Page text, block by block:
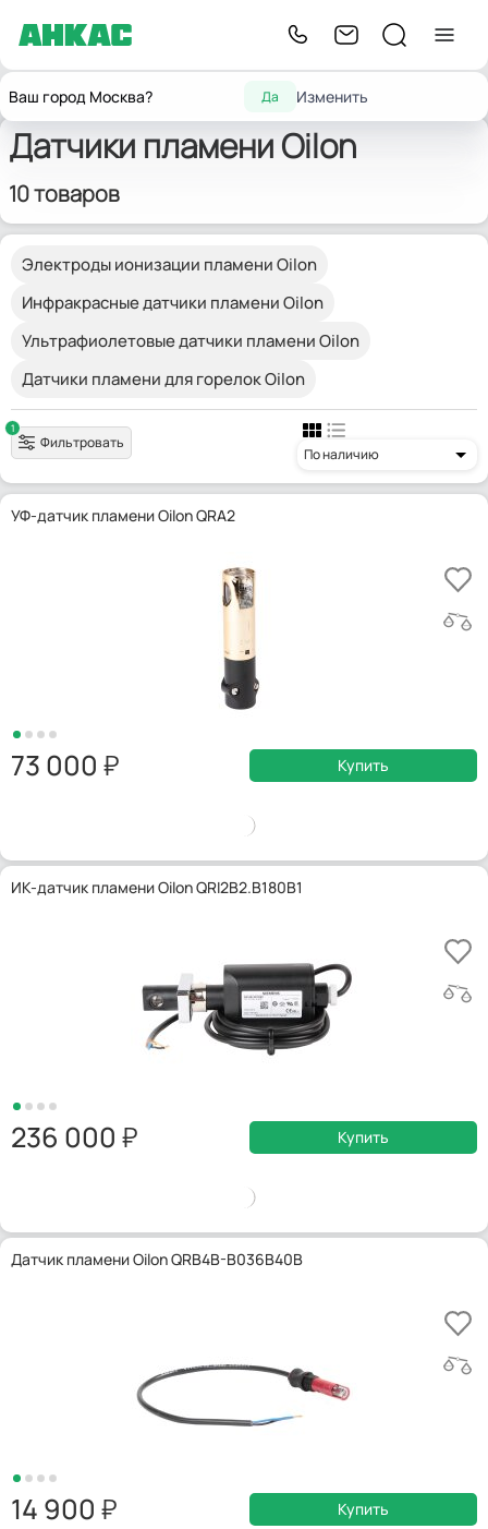
Ваш город Москва? Да Изменить
ГлавнаяЗапчасти для горелок Датчики пламениOilon
Датчики пламени Oilon
10 товаров
Электроды ионизации пламени Oilon
Инфракрасные датчики пламени Oilon
Ультрафиолетовые датчики пламени Oilon
Датчики пламени для горелок Oilon
1
Фильтровать
По наличию
УФ-датчик пламени Oilon QRA2
73 000 Купить
ИК-датчик пламени Oilon QRI2B2.B180B1
236 000 Купить
Датчик пламени Oilon QRB4B-B036B40B
14 900 Купить